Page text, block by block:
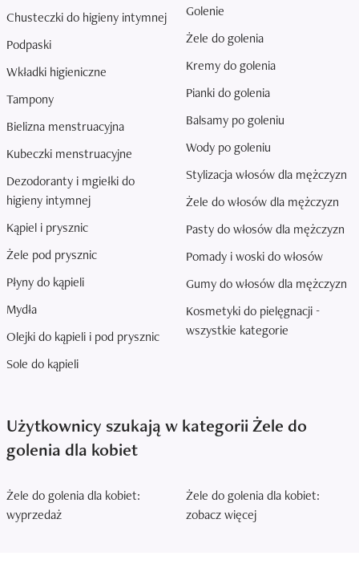
Chusteczki do higieny intymnej
Podpaski
Wkładki higieniczne
Tampony
Bielizna menstruacyjna
Kubeczki menstruacyjne
Dezodoranty i mgiełki do
higieny intymnej
Kąpiel i prysznic
Żele pod prysznic
Płyny do kąpieli
Mydła
Olejki do kąpieli i pod prysznic
Sole do kąpieli
Golenie
Żele do golenia
Kremy do golenia
Pianki do golenia
Balsamy po goleniu
Wody po goleniu
Stylizacja włosów dla mężczyzn
Żele do włosów dla mężczyzn
Pasty do włosów dla mężczyzn
Pomady i woski do włosów
Gumy do włosów dla mężczyzn
Kosmetyki do pielęgnacji -
wszystkie kategorie
Użytkownicy szukają w kategorii Żele do
golenia dla kobiet
Żele do golenia dla kobiet:
wyprzedaż
Żele do golenia dla kobiet:
zobacz więcej